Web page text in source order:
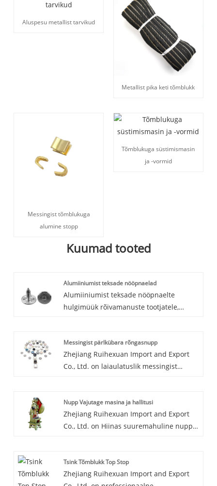
Aluspesu metallist tarvikud
Metallist pika keti tõmblukk
Messingist tõmblukuga
alumine stopp
Tõmblukuga süstimismasin
ja -vormid
Kuumad tooted
Alumiiniumist teksade nööpnaelad
Alumiiniumist teksade nööpnaelte
hulgimüük rõivamanuste tootjatele,
või kohandatud, suurus: 6,5 / 7,5 / 8,5 / 9
mm (varre pikkus)
Messingist pärlkübara rõngasnupp
Zhejiang Ruihexuan Import and Export
Co., Ltd. on laiaulatuslik messingist
rõivamanustele ning nendega seotud
masinatele ja seadmetele. Meie toodetel
on hea hinnaeelis ja need hõlmavad
partneriks Hiinas.
Nupp Vajutage masina ja hallitusi
Zhejiang Ruihexuan Import and Export
Co., Ltd. on Hiinas suuremahuline nupp
rõivatarvikutele ning nendega seotud
masinatele ja seadmetele. Meie toodetel
Tsink Tõmblukk Top Stop
Zhejiang Ruihexuan Import and Export